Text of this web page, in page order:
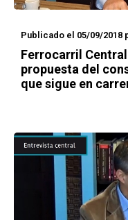
Publicado el 05/09/2018
Ferrocarril
propuesta del
que sigue en